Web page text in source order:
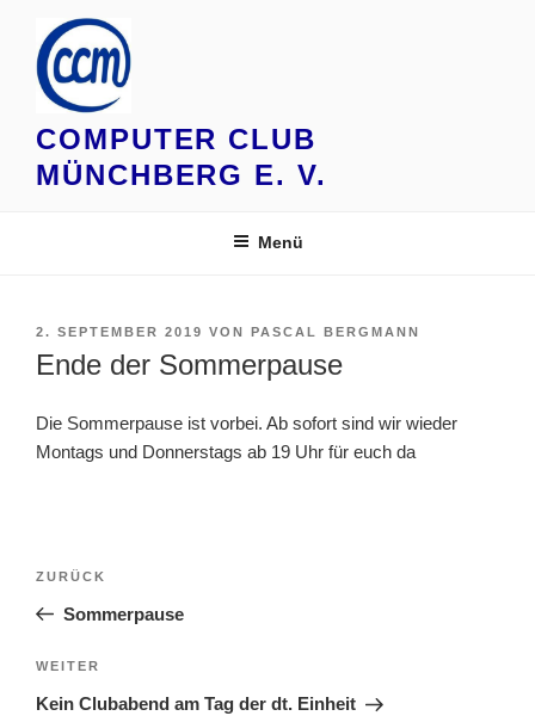
springen
COMPUTER CLUB
MÜNCHBERG E. V.
Menü
VERÖFFENTLICHT
AM
2. SEPTEMBER 2019 VON PASCAL BERGMANN
Ende der Sommerpause
Die Sommerpause ist vorbei. Ab sofort sind wir wieder
Montags und Donnerstags ab 19 Uhr für euch da
Beitragsnavigation
Vorheriger
Beitrag
ZURÜCK
Sommerpause
Nächster
Beitrag
WEITER
Kein Clubabend am Tag der dt. Einheit